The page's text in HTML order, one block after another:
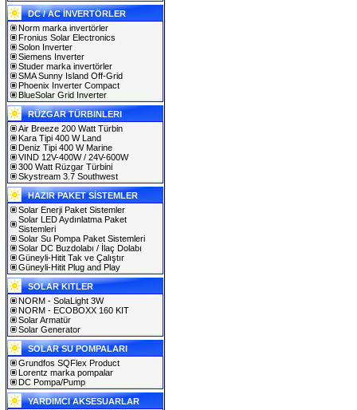
DC / AC İNVERTÖRLER
Norm marka invertörler
Fronius Solar Electronics
Solon Inverter
Siemens Inverter
Studer marka invertörler
SMA Sunny Island Off-Grid
Phoenix Inverter Compact
BlueSolar Grid Inverter
RÜZGAR TÜRBINLERI
Air Breeze 200 Watt Türbin
Kara Tipi 400 W Land
Deniz Tipi 400 W Marine
VIND 12V-400W / 24V-600W
300 Watt Rüzgar Türbini
Skystream 3.7 Southwest
HAZIR PAKET SİSTEMLER
Solar Enerji Paket Sistemler
Solar LED Aydınlatma Paket
Sistemleri
Solar Su Pompa Paket Sistemleri
Solar DC Buzdolabı / İlaç Dolabı
Güneyli-Hitit Tak ve Çalıştır
Güneyli-Hitit Plug and Play
SOLAR KITLER
NORM - SolaLight 3W
NORM - ECOBOXX 160 KIT
Solar Armatür
Solar Generator
SOLAR SU POMPALARI
Grundfos SQFlex Product
Lorentz marka pompalar
DC Pompa/Pump
YARDIMCI AKSESUARLAR